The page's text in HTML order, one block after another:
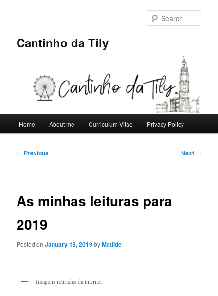
Cantinho da Tily
Home About me Curriculum Vitae Privacy Policy
Post
← Previous Next →
As minhas leituras para
2019
Posted onJanuary 18, 2019byMatilde
Imagens retiradas da internet